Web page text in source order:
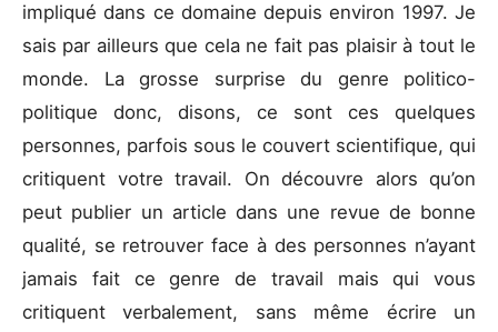
impliqué dans ce domaine depuis environ 1997. Je
sais par ailleurs que cela ne fait pas plaisir à tout le
monde. La grosse surprise du genre politico-
politique donc, disons, ce sont ces quelques
personnes, parfois sous le couvert scientifique, qui
critiquent votre travail. On découvre alors qu’on
peut publier un article dans une revue de bonne
qualité, se retrouver face à des personnes n’ayant
jamais fait ce genre de travail mais qui vous
critiquent verbalement, sans même écrire un